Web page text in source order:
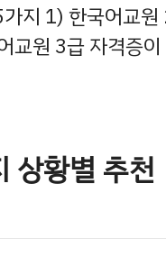
지 1) 한국어교
교원 3급 자격증
상황별 추천